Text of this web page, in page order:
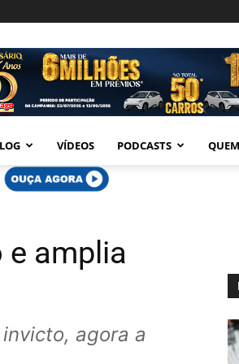
VÍDEOS PODCASTS
amplia
agora a